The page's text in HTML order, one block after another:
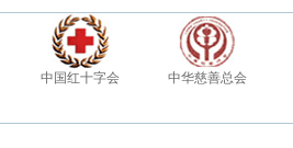
中国红十字会 中华慈善总会